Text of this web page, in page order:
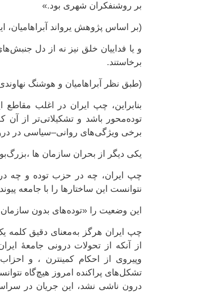
بر روشنفکران شهری بود.»
(بر اساس پژوهش یرواند آبراهامیان،
برخاستند.
(طبق نظر آبراهامیان و هوشنگ
بنابراین، چپ ایران در اغلب مقاطع
توده‌محور باشد و تشکیلاتی‌تر از آن
برخی ویژگی‌های روانی–سیاسی در
یکی دیگر از بحران سازمان ها
نتوانست این ساختارها را با جامعه
این وضعیت را «توده‌های بدون
چپ ایران هرگز به‌معنای دقیق کلمه
از آنکه از تحولات درونی جامعهٔ
وپیروی از احکام کمینترن ، و
تشکل‌های پراکنده امروز هیچ‌گاه
درون ناشی نشد، این جریان در